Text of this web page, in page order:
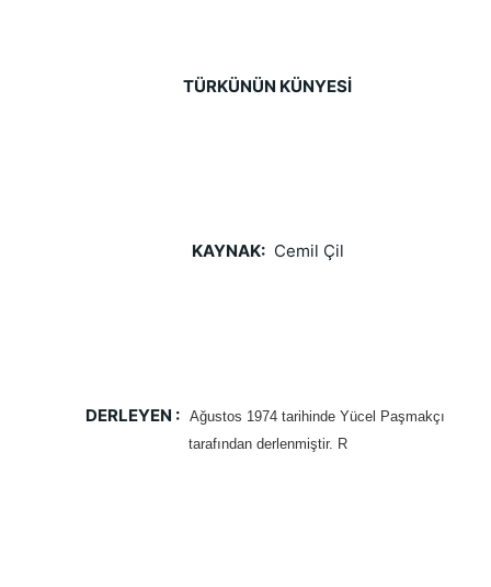
TÜRKÜNÜN KÜNYESİ
KAYNAK: Cemil Çil
DERLEYEN : Ağustos 1974 tarihinde Yücel Paşmakçı
tarafından derlenmiştir. R